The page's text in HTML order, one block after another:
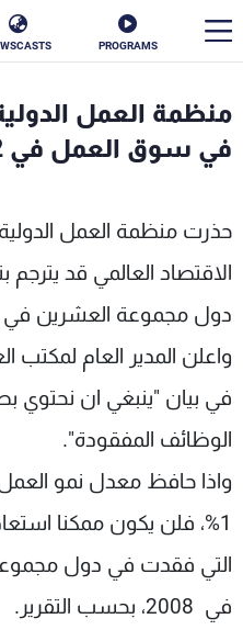
PROGRAMS
منظمة العمل
في سوق العمل في 2012
حذرت منظمة العمل
الاقتصاد العالمي قد
دول مجموعة العشرين في
واعلن المدير العام لمكتب
في بيان "ينبغي ان نحتوي
الوظائف المفقودة".
واذا حافظ معدل نمو العمل
1%، فلن يكون ممكنا
التي فقدت في دول مجموعة
في 2008، بحسب التقرير.
الأخبار
منوعات
كأس العالم
البرامج
جدول البرامج
شاهد البرامج
عن MTV